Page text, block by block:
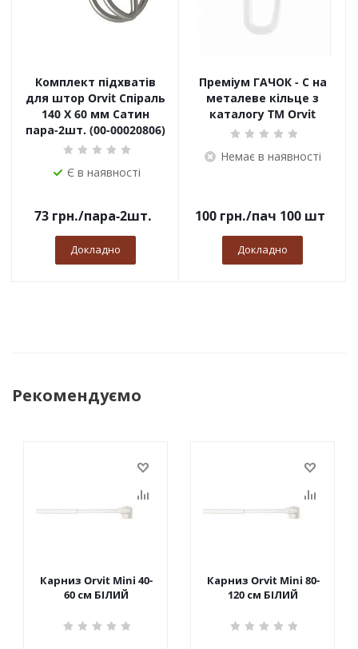
Комплект підхватів
для штор Orvit Спіраль
140 Х 60 мм Сатин
пара-2шт. (00-00020806)
Є в наявності
73грн./пара-2шт.
Докладно
Преміум ГАЧОК - С на
металеве кільце з
каталогу TM Orvit
Немає в наявності
100грн./пач 100 шт
Докладно
Рекомендуємо
Карниз Orvit Mini 40-
60 см БІЛИЙ
Карниз Orvit Mini 80-
120 см БІЛИЙ